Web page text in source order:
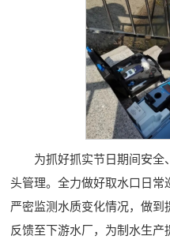
为抓好抓实节日期间安全
头管理。全力做好取水口日常
严密监测水质变化情况，做
反馈至下游水厂，为制水生产